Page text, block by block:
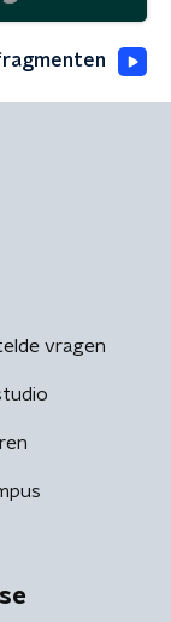
vragen